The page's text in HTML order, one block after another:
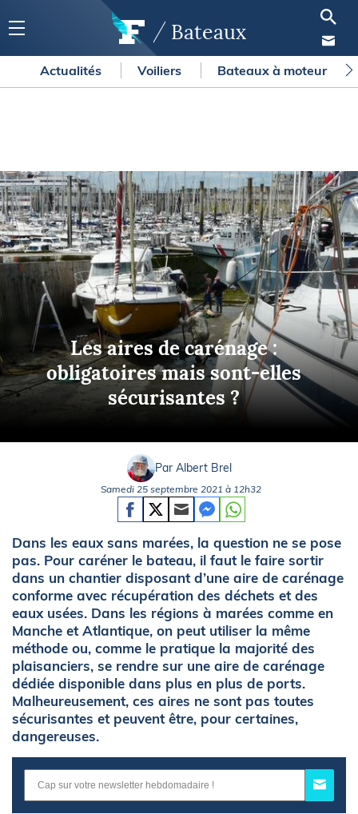
Bateaux
Actualités Voiliers Bateaux à moteur
Les aires de carénage :
obligatoires mais sont-elles
sécurisantes ?
Par Albert Brel
Samedi 25 septembre 2021 à 12h32
Dans les eaux sans marées, la question ne se pose
pas. Pour caréner le bateau, il faut le faire sortir
dans un chantier disposant d’une aire de carénage
conforme avec récupération des déchets et des
eaux usées. Dans les régions à marées comme en
Manche et Atlantique, on peut utiliser la même
méthode ou, comme le pratique la majorité des
plaisanciers, se rendre sur une aire de carénage
dédiée disponible dans plus en plus de ports.
Malheureusement, ces aires ne sont pas toutes
sécurisantes et peuvent être, pour certaines,
dangereuses.